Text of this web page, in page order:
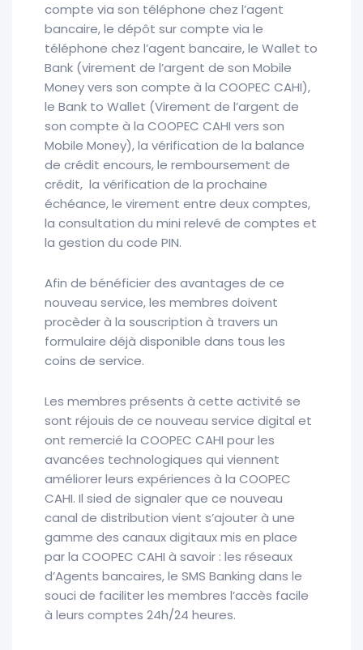
compte via son téléphone chez l’agent
bancaire, le dépôt sur compte via le
téléphone chez l’agent bancaire, le Wallet to
Bank (virement de l’argent de son Mobile
Money vers son compte à la COOPEC CAHI),
le Bank to Wallet (Virement de l’argent de
son compte à la COOPEC CAHI vers son
Mobile Money), la vérification de la balance
de crédit encours, le remboursement de
crédit, la vérification de la prochaine
échéance, le virement entre deux comptes,
la consultation du mini relevé de comptes et
la gestion du code PIN.
Afin de bénéficier des avantages de ce
nouveau service, les membres doivent
procèder à la souscription à travers un
formulaire déjà disponible dans tous les
coins de service.
Les membres présents à cette activité se
sont réjouis de ce nouveau service digital et
ont remercié la COOPEC CAHI pour les
avancées technologiques qui viennent
améliorer leurs expériences à la COOPEC
CAHI. Il sied de signaler que ce nouveau
canal de distribution vient s’ajouter à une
gamme des canaux digitaux mis en place
par la COOPEC CAHI à savoir : les réseaux
d’Agents bancaires, le SMS Banking dans le
souci de faciliter les membres l’accès facile
à leurs comptes 24h/24 heures.